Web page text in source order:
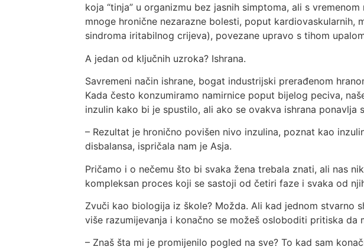
koja “tinja” u organizmu bez jasnih simptoma, ali s
mnoge hronične nezarazne bolesti, poput
sindroma iritabilnog crijeva), povezane upravo s tihom
A jedan od ključnih uzroka? Ishrana.
Savremeni način ishrane, bogat industrijski prerađenom
Kada često konzumiramo namirnice poput bijelog peciva,
inzulin kako bi je spustilo, ali ako se ovakva ishrana
– Rezultat je hronično povišen nivo inzulina, poznat kao
disbalansa, ispričala nam je Asja.
Pričamo i o nečemu što bi svaka žena trebala znati, ali nas
kompleksan proces koji se sastoji od četiri faze i svaka od
Zvuči kao biologija iz škole? Možda. Ali kad jednom stvarno
više razumijevanja i konačno se možeš osloboditi pritiska da
– Znaš šta mi je promijenilo pogled na sve? To kad sam